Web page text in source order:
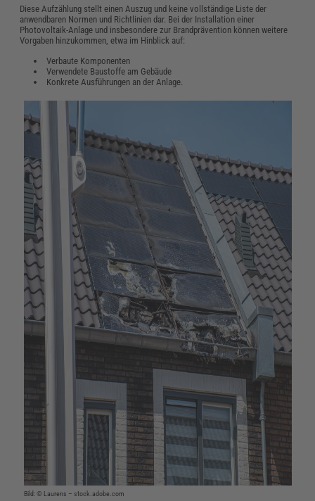
Diese Aufzählung stellt einen Auszug und keine vollständige Liste der
anwendbaren Normen und Richtlinien dar. Bei der Installation einer
Photovoltaik-Anlage und insbesondere zur Brandprävention können weitere
Vorgaben hinzukommen, etwa im Hinblick auf:
Verbaute Komponenten
Verwendete Baustoffe am Gebäude
Konkrete Ausführungen an der Anlage.
Bild: © Laurens – stock.adobe.com